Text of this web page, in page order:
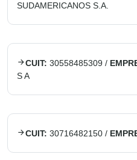
SUDAMERICANOS S.A.
CUIT: 30558485309 /
S A
CUIT: 30716482150 /